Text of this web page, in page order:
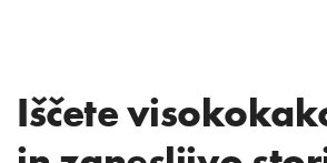
Iščete